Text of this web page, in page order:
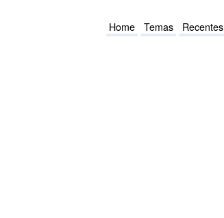
Home Temas Recentes